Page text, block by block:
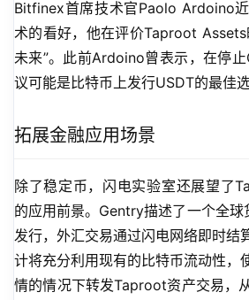
Bitfinex首席技术官Paolo Ardoino
术的看好，他在评价Taproot Assets
未来”。此前Ardoino曾表示，在停
议可能是比特币上发行USDT的最佳选
拓展金融应用场景
除了稳定币，闪电实验室还展望了
的应用前景。Gentry描述了一个全
发行，外汇交易通过闪电网络即时结
计将充分利用现有的比特币流动性，
情的情况下转发Taproot资产交易，